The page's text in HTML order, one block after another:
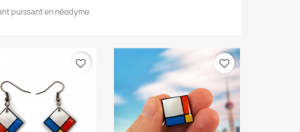
puissant en néodyme.
favorite_border favorite_border